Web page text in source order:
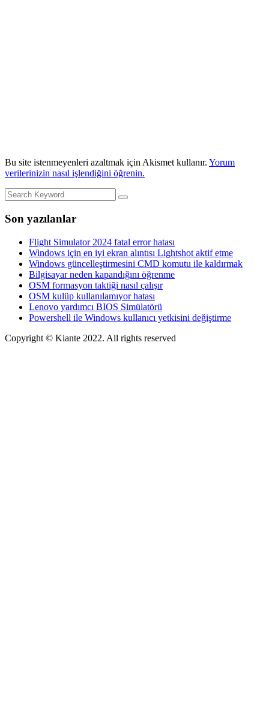
Bu site istenmeyenleri azaltmak için Akismet kullanır. Yorum
verilerinizin nasıl işlendiğini öğrenin.
Son yazılanlar
Flight Simulator 2024 fatal error hatası
Windows için en iyi ekran alıntısı Lightshot aktif etme
Windows güncelleştirmesini CMD komutu ile kaldırmak
Bilgisayar neden kapandığını öğrenme
OSM formasyon taktiği nasıl çalışır
OSM kulüp kullanılamıyor hatası
Lenovo yardımcı BIOS Simülatörü
Powershell ile Windows kullanıcı yetkisini değiştirme
Copyright © Kiante 2022. All rights reserved